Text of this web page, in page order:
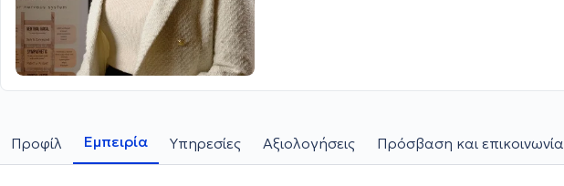
Προφίλ Εμπειρία Υπηρεσίες Αξιολογήσεις Πρόσβαση και επικοινωνία